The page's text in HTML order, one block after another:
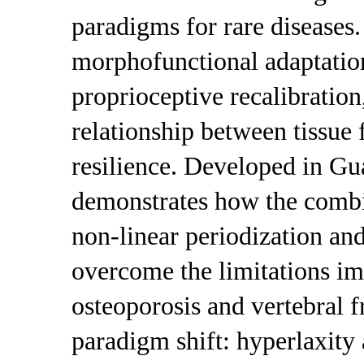
paradigms for rare
morphofunctional
proprioceptive
relationship between
resilience. Developed in
demonstrates how the
non-linear periodization
overcome the limitations
osteoporosis and vertebral
paradigm shift: hyperlaxity